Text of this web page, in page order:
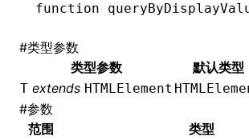
function
#类型参数
类型参数
默认类型
T extends HTMLElement
#参数
范围
类型